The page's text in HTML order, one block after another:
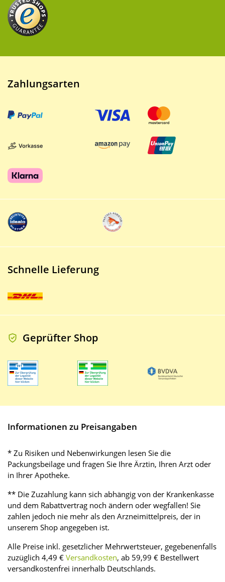
Zahlungsarten
Schnelle Lieferung
Geprüfter Shop
Informationen zu Preisangaben
* Zu Risiken und Nebenwirkungen lesen Sie die
Packungsbeilage und fragen Sie Ihre Ärztin, Ihren Arzt oder
in Ihrer Apotheke.
** Die Zuzahlung kann sich abhängig von der Krankenkasse
und dem Rabattvertrag noch ändern oder wegfallen! Sie
zahlen jedoch nie mehr als den Arzneimittelpreis, der in
unserem Shop angegeben ist.
Alle Preise inkl. gesetzlicher Mehrwertsteuer, gegebenenfalls
zuzüglich 4,49 € Versandkosten, ab 59,99 € Bestellwert
versandkostenfrei innerhalb Deutschlands.